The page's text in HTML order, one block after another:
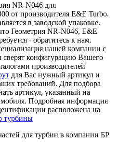
NR-N046 для
от производителя E&E Turbo.
в заводской упаковке.
Геометрия NR-N046, E&E
- обратитесь к нам.
нашей компании с
сверят конфигурацию Вашего
производителей
для Вас нужный артикул и
требований. Для подбора
артикул, указанный на
Подробная информация
расположена на
турбины
для турбин в компании БР